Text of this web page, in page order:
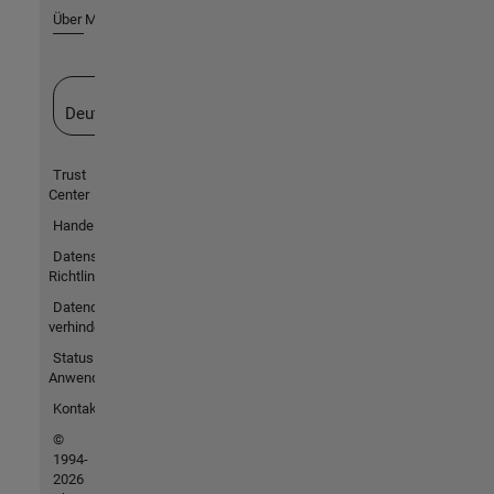
Über MathWorks
Deutschland
Trust
Center
Handelsmarken
Datenschutz-
Richtlinien
Datendiebstahl
verhindern
Status von
Anwendungen
Kontakt
©
1994-
2026